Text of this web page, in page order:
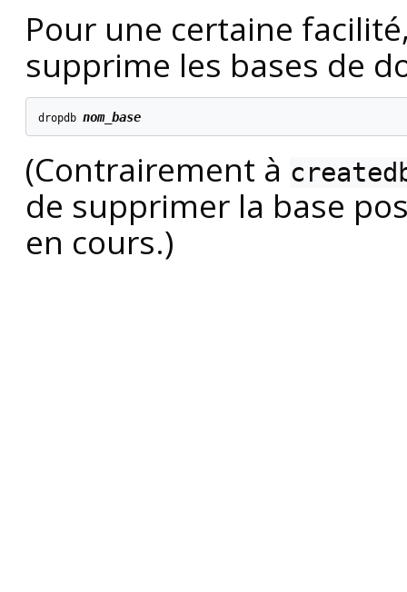
Pour une certaine
supprime les bases de
dropdb nom_base
(Contrairement à
de supprimer la base
en cours.)